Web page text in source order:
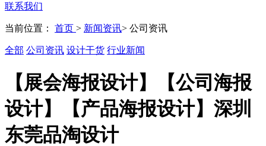
联系我们
当前位置： 首页 > 新闻资讯> 公司资讯
全部 公司资讯 设计干货 行业新闻
【展会海报设计】【公司海报
设计】【产品海报设计】深圳
东莞品淘设计